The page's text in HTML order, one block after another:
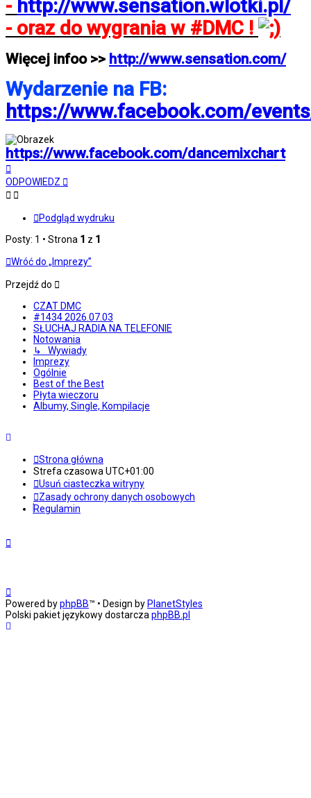
- http://www.sensation.wlotki.pl/
- oraz do wygrania w #DMC !
Więcej infoo >> http://www.sensation.com/
Wydarzenie na FB:
https://www.facebook.com/
https://www.facebook.com/dancemixchart
górę
ODPOWIEDZ
Podgląd wydruku
Posty: 1 • Strona 1 z 1
Wróć do „Imprezy”
Przejdź do
CZAT DMC
#1434 2026.07.03
SŁUCHAJ RADIA NA TELEFONIE
Notowania
↳ Wywiady
Imprezy
Ogólnie
Best of the Best
Płyta wieczoru
Albumy, Single, Kompilacje
Strona główna
Strefa czasowaUTC+01:00
Usuń ciasteczka witryny
Zasady ochrony danych osobowych
Regulamin
Powered byphpBB™ • Design by PlanetStyles
Polski pakiet językowy dostarczaphpBB.pl